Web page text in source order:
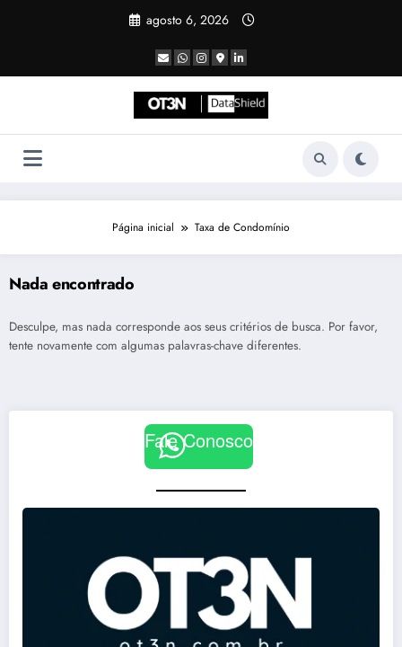
agosto 6, 2026
Página inicial Taxa de Condomínio
Nada encontrado
Desculpe, mas nada corresponde aos seus critérios de busca. Por favor,
tente novamente com algumas palavras-chave diferentes.
Fale Conosco